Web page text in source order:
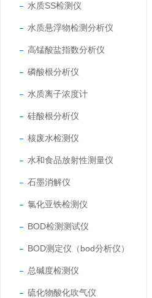
水质SS检测仪
水质悬浮物检测分析仪
高锰酸盐指数分析仪
磷酸根分析仪
水质离子浓度计
硅酸根分析仪
核废水检测仪
水和食品放射性测量仪
石墨消解仪
氯化亚铁检测仪
BOD检测测试仪
BOD测定仪（bod分析仪）
总碱度检测仪
硫化物酸化吹气仪